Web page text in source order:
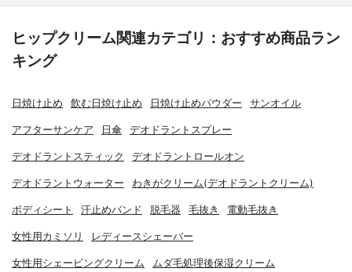
ヒップクリーム関連カテゴリ：おすすめ商品ラン
キング
日焼け止め 飲む日焼け止め 日焼け止めパウダー サンオイル
アフターサンケア 日傘 デオドラントスプレー
デオドラントスティック デオドラントロールオン
デオドラントウォーター わきがクリーム(デオドラントクリーム)
ボディシート 汗止めバンド 脱毛器 毛抜き 電動毛抜き
女性用カミソリ レディースシェーバー
女性用シェービングクリーム ムダ毛処理後保湿クリーム